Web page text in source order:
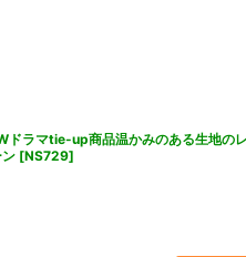
ドラマtie-up商品温かみのある生地
[NS729]